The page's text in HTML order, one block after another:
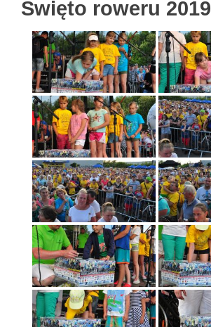
Święto roweru 2019